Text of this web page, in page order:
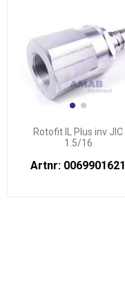
Rotofit IL Plus inv JIC
1.5/16
Artnr: 0069901621